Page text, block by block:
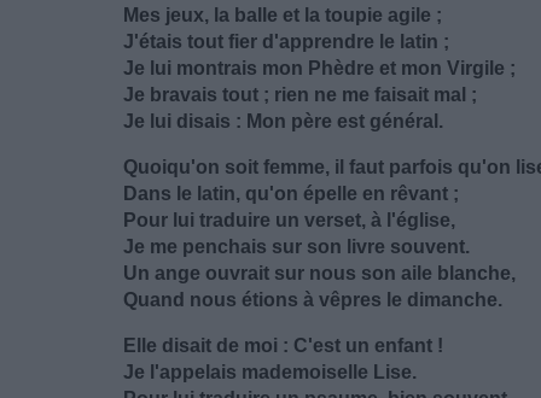
Mes jeux, la balle et la toupie agile ;
J'étais tout fier d'apprendre le latin ;
Je lui montrais mon Phèdre et mon Virgile ;
Je bravais tout ; rien ne me faisait mal ;
Je lui disais : Mon père est général.
Quoiqu'on soit femme, il faut parfois qu'on
Dans le latin, qu'on épelle en rêvant ;
Pour lui traduire un verset, à l'église,
Je me penchais sur son livre souvent.
Un ange ouvrait sur nous son aile blanche,
Quand nous étions à vêpres le dimanche.
Elle disait de moi : C'est un enfant !
Je l'appelais mademoiselle Lise.